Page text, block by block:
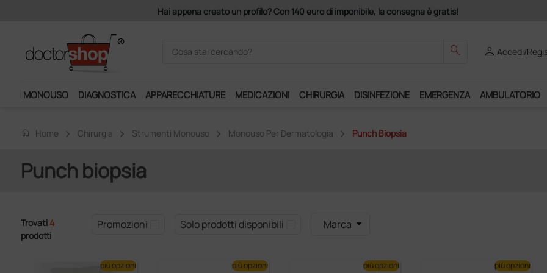
Hai appena creato un profilo? Con 140 euro di imponibile, la consegna è gratis!
search personAccedi/
MONOUSO DIAGNOSTICA APPARECCHIATURE MEDICAZIONI CHIRURGIA DISINFEZIONE EMERGENZA AMBULATORIO
home Home Chirurgia Strumenti Monouso Monouso Per Dermatologia Punch Biopsia
Punch biopsia
Trovati 4
prodotti
Promozioni Solo prodotti disponibili Marca
più opzioni più opzioni più opzioni più opzioni